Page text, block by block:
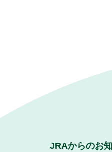
JRAからのお